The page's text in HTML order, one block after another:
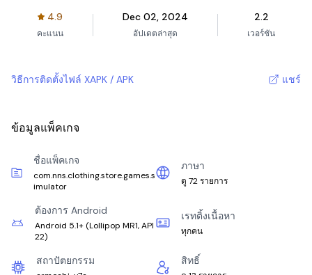
4.9
คะแนน
Dec 02, 2024
อัปเดตล่าสุด
2.2
เวอร์ชัน
วิธีการติดตั้งไฟล์ XAPK / APK แชร์
ข้อมูลแพ็คเกจ
ชื่อแพ็คเกจ
com.nns.clothing.store.games.s
imulator
ภาษา
ดู 72 รายการ
ต้องการ Android
Android 5.1+ (Lollipop MR1, API
22)
เรทติ้งเนื้อหา
ทุกคน
สถาปัตยกรรม สิทธิ์